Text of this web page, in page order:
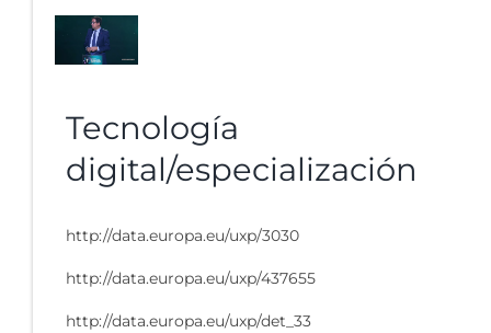
Tecnología
digital/especialización
http://data.europa.eu/uxp/3030
http://data.europa.eu/uxp/437655
http://data.europa.eu/uxp/det_33